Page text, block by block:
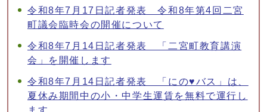
令和8年7月17日記者発表 令和8年第4回二宮
町議会臨時会の開催について
令和8年7月14日記者発表 「二宮町教育講演
会」を開催します
令和8年7月14日記者発表 「にの♥バス」は、
夏休み期間中の小・中学生運賃を無料で運行し